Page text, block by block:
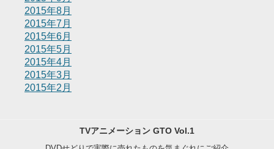
2015年8月
2015年7月
2015年6月
2015年5月
2015年4月
2015年3月
2015年2月
TVアニメーション GTO Vol.1